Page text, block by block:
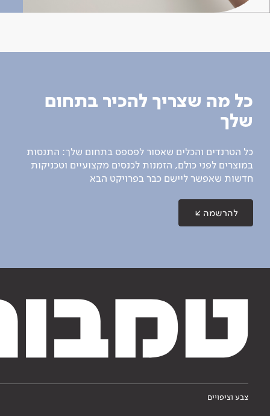
כל מה שצריך להכיר בתחום
שלך
כל הטרנדים והכלים שאסור לפספס בתחום שלך: התנסות
במוצרים לפני כולם, הזמנות לכנסים מקצועיים וטכניקות
חדשות שאפשר ליישם כבר בפרויקט הבא
להרשמה
צבע וציפויים